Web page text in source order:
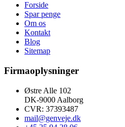
Forside
Spar penge
Om os
Kontakt
Blog
Sitemap
Firmaoplysninger
Østre Alle 102
DK-9000 Aalborg
CVR: 37393487
mail@genveje.dk